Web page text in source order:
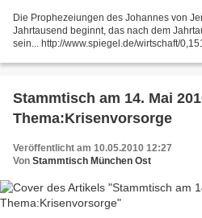
Die Prophezeiungen des Johannes von
Jahrtausend beginnt, das nach dem
sein... http://www.spiegel.de/wirtschaft/
Stammtisch am 14. Mai
Thema:Krisenvorsorge
Veröffentlicht am 10.05.2010 12:27
Von Stammtisch München Ost